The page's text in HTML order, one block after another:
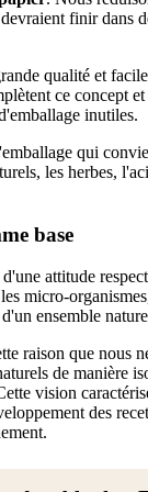
finir dans
qualité et
ce concept
inutiles.
qui
les herbes,
base
attitude
micro-
ensemble
raison que nous
de manière
vision
des